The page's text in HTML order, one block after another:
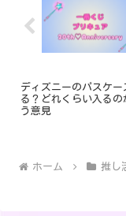
ディズニーのパスケー
る？どれくらい入る
う意見
ホーム 推し